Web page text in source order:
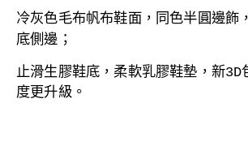
冷灰色毛布帆布鞋面，同色半圓邊飾
底側邊；
止滑生膠鞋底， 柔軟乳膠鞋墊， 新3D
度更升級。